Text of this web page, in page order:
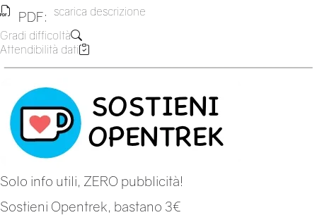
PDF: scarica descrizione
Gradi difficoltà
Attendibilità dati
Solo info utili, ZERO pubblicità!
Sostieni Opentrek, bastano 3€